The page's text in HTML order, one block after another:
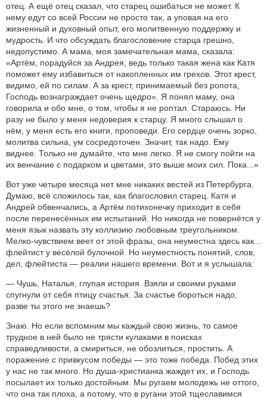
отец. А ещё отец сказал, что старец ошибаться не может. К
нему едут со всей России не просто так, а уповая на его
жизненный и духовный опыт, его молитвенную поддержку и
мудрость. И что обсуждать благословение старца грешно,
недопустимо. А мама, моя замечательная мама, сказала:
«Артём, порадуйся за Андрея, ведь только такая жена как Катя
поможет ему избавиться от накопленных им грехов. Этот крест,
видимо, ей по силам. А за крест, принимаемый без ропота,
Господь вознаграждает очень щедро». Я понял маму, она
говорила и обо мне, о том, чтобы я не роптал. Стараюсь. Ни
разу не было у меня недоверия к старцу. Я много слышал о
нём, у меня есть его книги, проповеди. Его сердце очень зорко,
молитва сильна, ум сосредоточен. Значит, так надо. Ему
виднее. Только не думайте, что мне легко. Я не смогу пойти на
их венчание с подарком и цветами, это выше моих сил. Пока...»
Вот уже четыре месяца нет мне никаких вестей из Петербурга.
Думаю, всё сложилось так, как благословил старец. Катя и
Андрей обвенчались, а Артём потихонечку приходит в себя
после перенесённых им испытаний. Но никогда не повернётся у
меня язык назвать эту коллизию любовным треугольником.
Мелко-чувствием веет от этой фразы, она неуместна здесь как...
флейтист у весёлой булочной. Но неуместность понятий, слов,
дел, флейтиста — реалии нашего времени. Вот и я услышала:
— Чушь, Наталья, глупая история. Взяли и своими руками
спугнули от себя птицу счастья. За счастье бороться надо,
разве ты этого не знаешь?
Знаю. Но если вспомним мы каждый свою жизнь, то самое
трудное в ней было не трясти кулаками в поисках
справедливости, а смириться, не обозлиться, простить. А
поражение с привкусом победы — это тоже победа. Побед этих
у нас не так много. Но душа-христианка жаждет их, и Господь
посылает их только достойным. Мы ругаем молодежь не оттого,
что она так плоха, а потому, что в ругани этой тщеславимся